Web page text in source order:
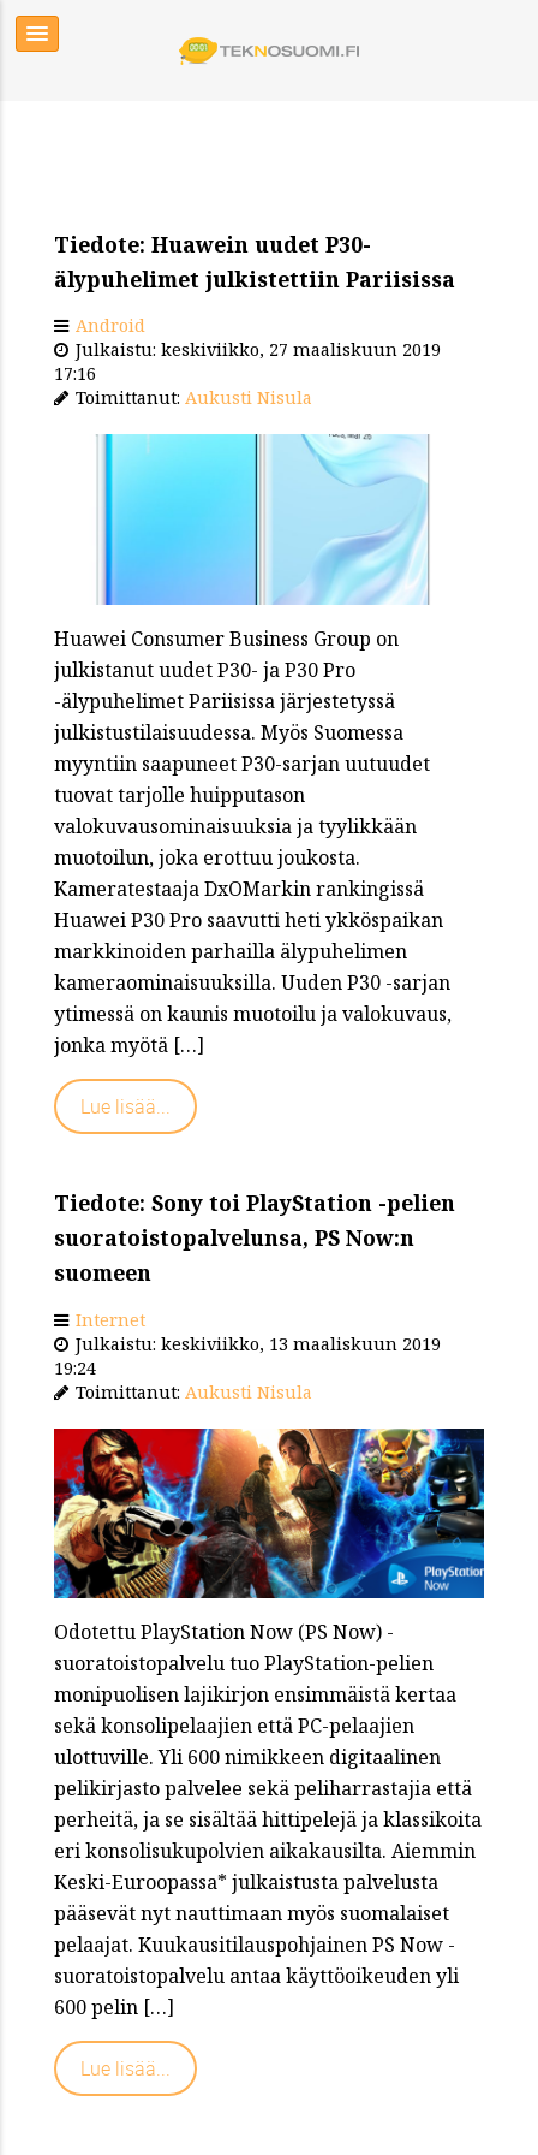
Tiedote: Huawein uudet P30-
älypuhelimet julkistettiin Pariisissa
Android
Julkaistu: keskiviikko, 27 maaliskuun 2019
17:16
Toimittanut: Aukusti Nisula
Huawei Consumer Business Group on
julkistanut uudet P30- ja P30 Pro
-älypuhelimet Pariisissa järjestetyssä
julkistustilaisuudessa. Myös Suomessa
myyntiin saapuneet P30-sarjan uutuudet
tuovat tarjolle huipputason
valokuvausominaisuuksia ja tyylikkään
muotoilun, joka erottuu joukosta.
Kameratestaaja DxOMarkin rankingissä
Huawei P30 Pro saavutti heti ykköspaikan
markkinoiden parhailla älypuhelimen
kameraominaisuuksilla. Uuden P30 -sarjan
ytimessä on kaunis muotoilu ja valokuvaus,
jonka myötä […]
Lue lisää...
Tiedote: Sony toi PlayStation -pelien
suoratoistopalvelunsa, PS Now:n
suomeen
Internet
Julkaistu: keskiviikko, 13 maaliskuun 2019
19:24
Toimittanut: Aukusti Nisula
Odotettu PlayStation Now (PS Now) -
suoratoistopalvelu tuo PlayStation-pelien
monipuolisen lajikirjon ensimmäistä kertaa
sekä konsolipelaajien että PC-pelaajien
ulottuville. Yli 600 nimikkeen digitaalinen
pelikirjasto palvelee sekä peliharrastajia että
perheitä, ja se sisältää hittipelejä ja klassikoita
eri konsolisukupolvien aikakausilta. Aiemmin
Keski-Euroopassa* julkaistusta palvelusta
pääsevät nyt nauttimaan myös suomalaiset
pelaajat. Kuukausitilauspohjainen PS Now -
suoratoistopalvelu antaa käyttöoikeuden yli
600 pelin […]
Lue lisää...